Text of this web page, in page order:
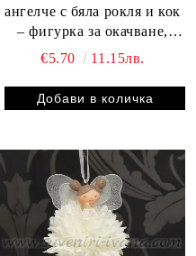
ангелче с бяла рокля и кок
– фигурка за окачване,
модел три
€5.70 11.15лв.